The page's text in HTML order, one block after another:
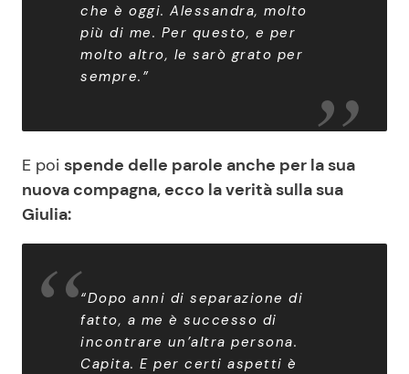
che è oggi. Alessandra, molto
più di me. Per questo, e per
molto altro, le sarò grato per
sempre.”
E poi spende delle parole anche per la sua
nuova compagna, ecco la verità sulla sua
Giulia:
“Dopo anni di separazione di
fatto, a me è successo di
incontrare un’altra persona.
Capita. E per certi aspetti è